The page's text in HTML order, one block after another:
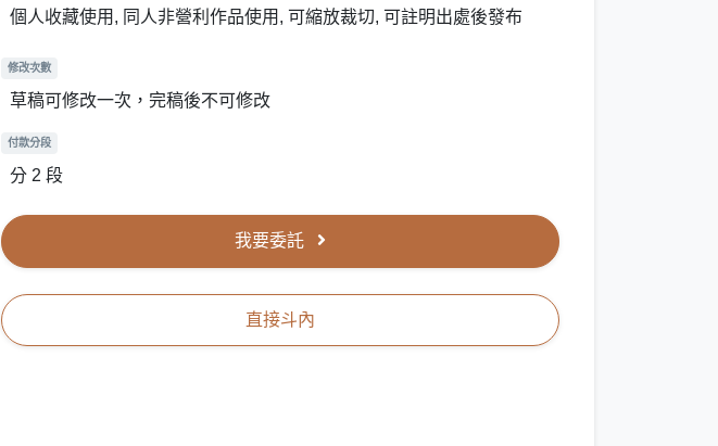
個人收藏使用, 同人非營利作品使用, 可縮放裁切, 可註明出處後發布
修改次數
草稿可修改一次，完稿後不可修改
付款分段
分 2 段
我要委託
直接斗內